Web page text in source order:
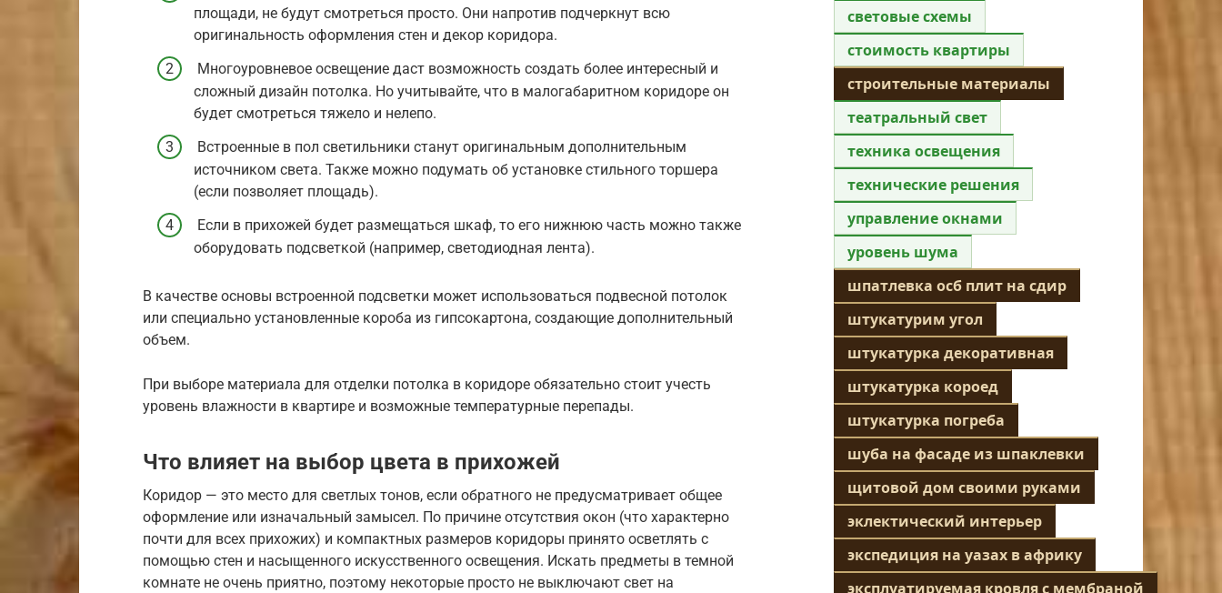
площади, не будут смотреться просто. Они напротив подчеркнут всю
оригинальность оформления стен и декор коридора.
Многоуровневое освещение даст возможность создать более интересный и
сложный дизайн потолка. Но учитывайте, что в малогабаритном коридоре он
будет смотреться тяжело и нелепо.
Встроенные в пол светильники станут оригинальным дополнительным
источником света. Также можно подумать об установке стильного торшера
(если позволяет площадь).
Если в прихожей будет размещаться шкаф, то его нижнюю часть можно также
оборудовать подсветкой (например, светодиодная лента).
В качестве основы встроенной подсветки может использоваться подвесной потолок
или специально установленные короба из гипсокартона, создающие дополнительный
объем.
При выборе материала для отделки потолка в коридоре обязательно стоит учесть
уровень влажности в квартире и возможные температурные перепады.
Что влияет на выбор цвета в прихожей
Коридор — это место для светлых тонов, если обратного не предусматривает общее
оформление или изначальный замысел. По причине отсутствия окон (что характерно
почти для всех прихожих) и компактных размеров коридоры принято осветлять с
помощью стен и насыщенного искусственного освещения. Искать предметы в темной
комнате не очень приятно, поэтому некоторые просто не выключают свет на
световые схемы
стоимость квартиры
строительные материалы
театральный свет
техника освещения
технические решения
управление окнами
уровень шума
шпатлевка осб плит на сдир
штукатурим угол
штукатурка декоративная
штукатурка короед
штукатурка погреба
шуба на фасаде из шпаклевки
щитовой дом своими руками
эклектический интерьер
экспедиция на уазах в африку
эксплуатируемая кровля с мембраной